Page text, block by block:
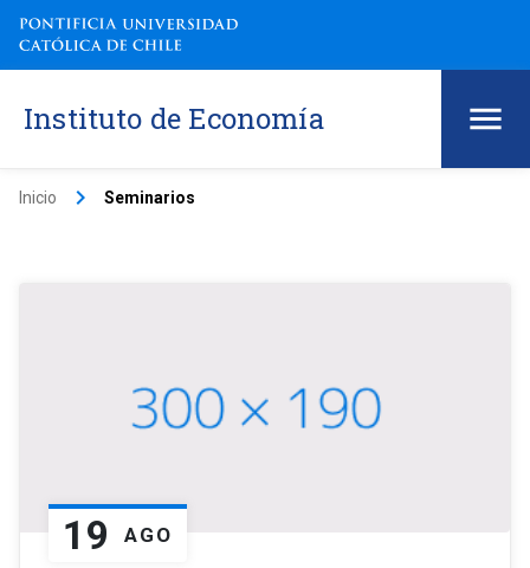
Instituto de Economía
Inicio keyboard_arrow_right Seminarios
19 AGO